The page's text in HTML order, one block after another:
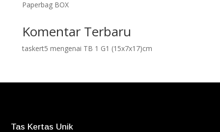
Paperbag BOX
Komentar Terbaru
taskert5 mengenai TB 1 G1 (15x7x17)cm
Tas Kertas Unik